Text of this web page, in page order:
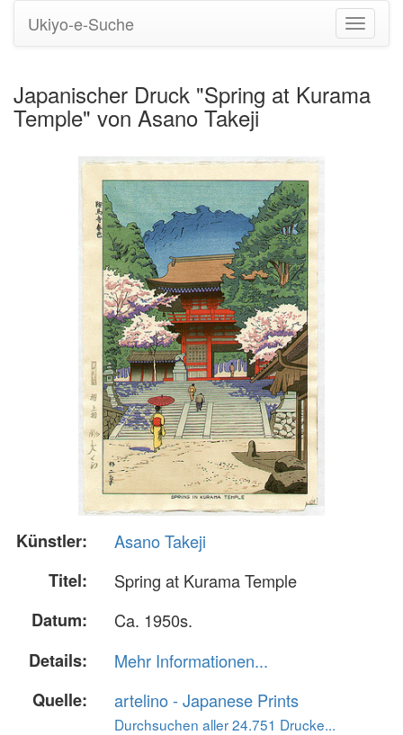
Ukiyo-e-Suche
Japanischer Druck "Spring at Kurama
Temple" von Asano Takeji
Künstler:
Asano Takeji
Titel:
Spring at Kurama Temple
Datum:
Ca. 1950s.
Details:
Mehr Informationen...
Quelle:
artelino - Japanese Prints
Durchsuchen aller 24.751 Drucke...